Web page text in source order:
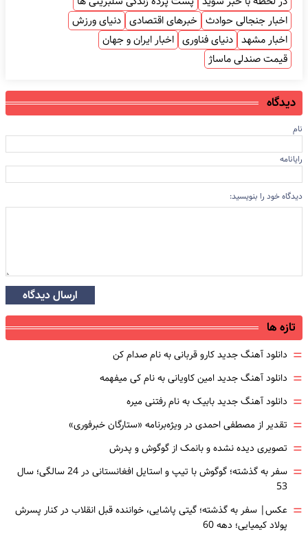
اخبار جنجالی حوادث خبرهای اقتصادی دنیای ورزش
اخبار مشهد دنیای فناوری اخبار ایران و جهان
قیمت صندلی ماساژ
دیدگاه
نام
رایانامه
دیدگاه خود را بنویسید:
ارسال دیدگاه
تازه ها
= دانلود آهنگ جدید کارو قربانی به نام صدام کن
= دانلود آهنگ جدید امین کاویانی به نام کی میفهمه
= دانلود آهنگ جدید بابیک به نام رفتنی میره
= تقدیر از مصطفی احمدی در ویژه‌برنامه «ستارگان خبرفوری»
= تصویری دیده نشده و بانمک از گوگوش و پدرش
=
سفر به گذشته؛ گوگوش با تیپ و استایل افغانستانی در 24 سالگی؛ سال
53
= عکس| سفر به گذشته؛ گیتی پاشایی، خواننده قبل انقلاب در کنار پسرش
پولاد کیمیایی؛ دهه 60